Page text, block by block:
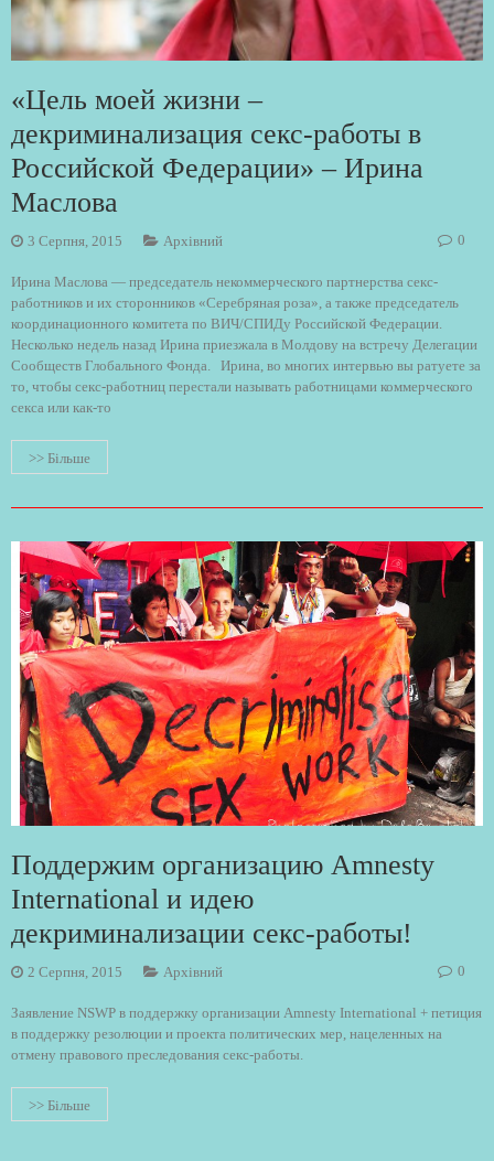
«Цель моей жизни –
декриминализация секс-работы в
Российской Федерации» – Ирина
Маслова
3 Серпня, 2015 Архівний 0
Ирина Маслова — председатель некоммерческого партнерства секс-
работников и их сторонников «Серебряная роза», а также председатель
координационного комитета по ВИЧ/СПИДу Российской Федерации.
Несколько недель назад Ирина приезжала в Молдову на встречу Делегации
Сообществ Глобального Фонда. Ирина, во многих интервью вы ратуете за
то, чтобы секс-работниц перестали называть работницами коммерческого
секса или как-то
>> Більше
Поддержим организацию Amnesty
International и идею
декриминализации секс-работы!
2 Серпня, 2015 Архівний 0
Заявление NSWP в поддержку организации Amnesty International + петиция
в поддержку резолюции и проекта политических мер, нацеленных на
отмену правового преследования секс-работы.
>> Більше